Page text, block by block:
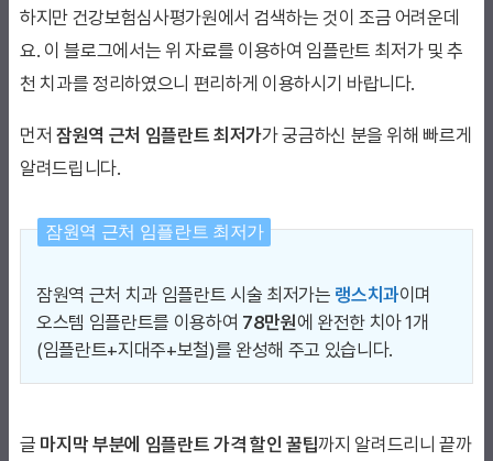
하지만 건강보험심사평가원에서 검색하는 것이 조금 어려운데
요. 이 블로그에서는 위 자료를 이용하여 임플란트 최저가 및 추
천 치과를 정리하였으니 편리하게 이용하시기 바랍니다.
먼저 잠원역 근처 임플란트 최저가가 궁금하신 분을 위해 빠르게
알려드립니다.
잠원역 근처 임플란트 최저가
잠원역 근처 치과 임플란트 시술 최저가는 랭스치과이며
오스템 임플란트를 이용하여 78만원에 완전한 치아 1개
(임플란트+지대주+보철)를 완성해 주고 있습니다.
글 마지막 부분에 임플란트 가격 할인 꿀팁까지 알려드리니 끝까